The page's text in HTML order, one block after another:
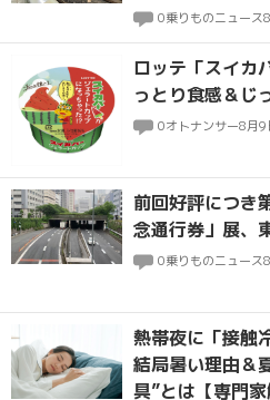
0乗りものニュース
ロッテ「スイ
っとり食感＆じ
0オトナンサー8月9
前回好評につき第2弾！ 首都
念通行券」展、
0乗りものニュース
熱帯夜に「接触
結局暑い理由＆
具”とは【専門家